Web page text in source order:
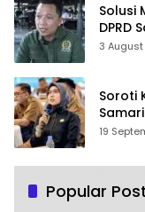
Solusi
DPRD
PLTSA
3
Soroti
19
Popular